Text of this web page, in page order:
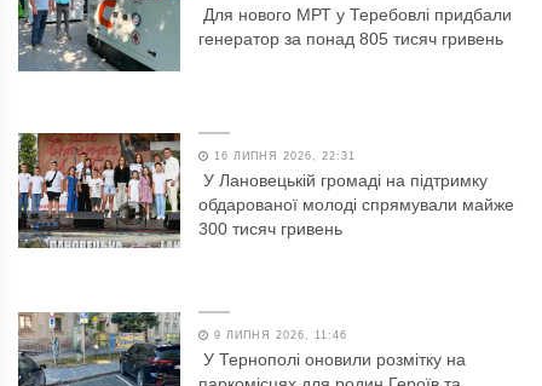
Для нового МРТ у Теребовлі придбали
генератор за понад 805 тисяч гривень
16 ЛИПНЯ 2026, 22:31
У Лановецькій громаді на підтримку
обдарованої молоді спрямували майже
300 тисяч гривень
9 ЛИПНЯ 2026, 11:46
У Тернополі оновили розмітку на